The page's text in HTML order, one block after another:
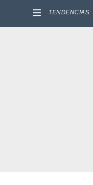
TENDENCIAS: